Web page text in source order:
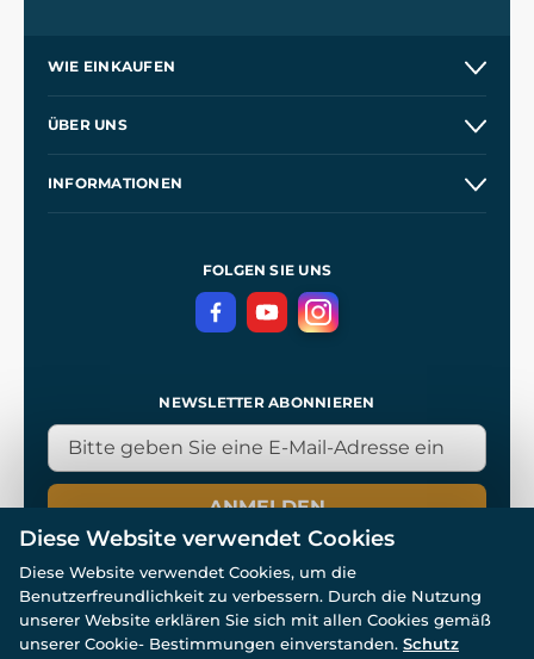
WIE EINKAUFEN
Kontakt
ÜBER UNS
INFORMATIONEN
DatenschutzerklärungFOLGEN SIE UNS
NEWSLETTER ABONNIEREN
ANMELDEN
© Alle Rechte vorbehalten. www.wulflund.de 2007-2026.
Diese Website verwendet Cookies
Diese Website verwendet Cookies, um die
Benutzerfreundlichkeit zu verbessern. Durch die Nutzung
unserer Website erklären Sie sich mit allen Cookies gemäß
unserer Cookie- Bestimmungen einverstanden. Schutz